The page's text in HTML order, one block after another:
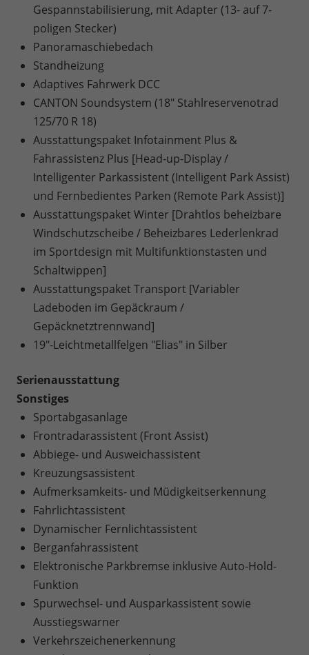
Gespannstabilisierung, mit Adapter (13- auf 7-
poligen Stecker)
Panoramaschiebedach
Standheizung
Adaptives Fahrwerk DCC
CANTON Soundsystem (18" Stahlreservenotrad
125/70 R 18)
Ausstattungspaket Infotainment Plus &
Fahrassistenz Plus [Head-up-Display /
Intelligenter Parkassistent (Intelligent Park Assist)
und Fernbedientes Parken (Remote Park Assist)]
Ausstattungspaket Winter [Drahtlos beheizbare
Windschutzscheibe / Beheizbares Lederlenkrad
im Sportdesign mit Multifunktionstasten und
Schaltwippen]
Ausstattungspaket Transport [Variabler
Ladeboden im Gepäckraum /
Gepäcknetztrennwand]
19"-Leichtmetallfelgen "Elias" in Silber
Serienausstattung
Sonstiges
Sportabgasanlage
Frontradarassistent (Front Assist)
Abbiege- und Ausweichassistent
Kreuzungsassistent
Aufmerksamkeits- und Müdigkeitserkennung
Fahrlichtassistent
Dynamischer Fernlichtassistent
Berganfahrassistent
Elektronische Parkbremse inklusive Auto-Hold-
Funktion
Spurwechsel- und Ausparkassistent sowie
Ausstiegswarner
Verkehrszeichenerkennung